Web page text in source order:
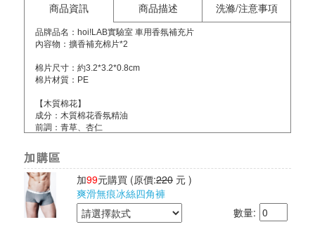
商品資訊 商品描述 洗滌/注意事項
品牌品名：hoi!LAB實驗室 車用香氛補充片
內容物：擴香補充棉片*2
棉片尺寸：約3.2*3.2*0.8cm
棉片材質：PE
【木質棉花】
成分：木質棉花香氛精油
前調：青草、杏仁
後調：香草、麝香
其他檢驗：經SGS檢驗、IFRA國際認證通過
精油產地：德國
【伯爵紅茶】
成分：伯爵紅茶香氛精油
前調：海洋甜柑
加購區
加99元購買 (原價:220 元 )
爽滑無痕冰絲四角褲
數量: